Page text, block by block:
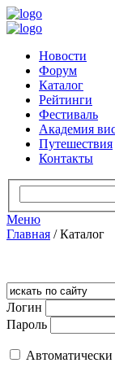
Новости
Форум
Каталог
Рейтинги
Фестиваль
Академия
Путешествия
Контакты
Меню
Главная /Каталог
Логин
Пароль